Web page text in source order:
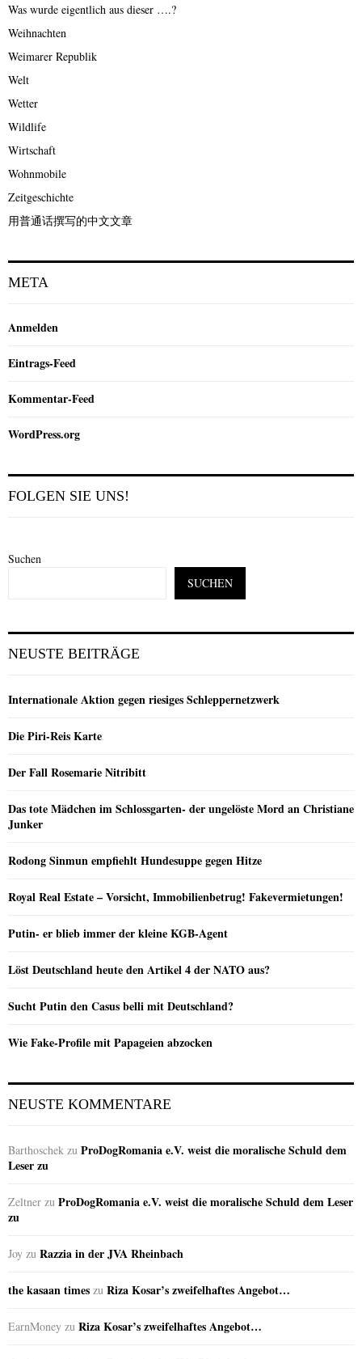
Was wurde eigentlich aus dieser ….?
Weihnachten
Weimarer Republik
Welt
Wetter
Wildlife
Wirtschaft
Wohnmobile
Zeitgeschichte
用普通话撰写的中文文章
META
Anmelden
Eintrags-Feed
Kommentar-Feed
WordPress.org
FOLGEN SIE UNS!
Suchen
SUCHEN
NEUSTE BEITRÄGE
Internationale Aktion gegen riesiges Schleppernetzwerk
Die Piri-Reis Karte
Der Fall Rosemarie Nitribitt
Das tote Mädchen im Schlossgarten- der ungelöste Mord an Christiane
Junker
Rodong Sinmun empfiehlt Hundesuppe gegen Hitze
Royal Real Estate – Vorsicht, Immobilienbetrug! Fakevermietungen!
Putin- er blieb immer der kleine KGB-Agent
Löst Deutschland heute den Artikel 4 der NATO aus?
Sucht Putin den Casus belli mit Deutschland?
Wie Fake-Profile mit Papageien abzocken
NEUSTE KOMMENTARE
Barthoschek zu ProDogRomania e.V. weist die moralische Schuld dem
Leser zu
Zeltner zu ProDogRomania e.V. weist die moralische Schuld dem Leser
zu
Joy zu Razzia in der JVA Rheinbach
the kasaan times zu Riza Kosar’s zweifelhaftes Angebot…
EarnMoney zu Riza Kosar’s zweifelhaftes Angebot…